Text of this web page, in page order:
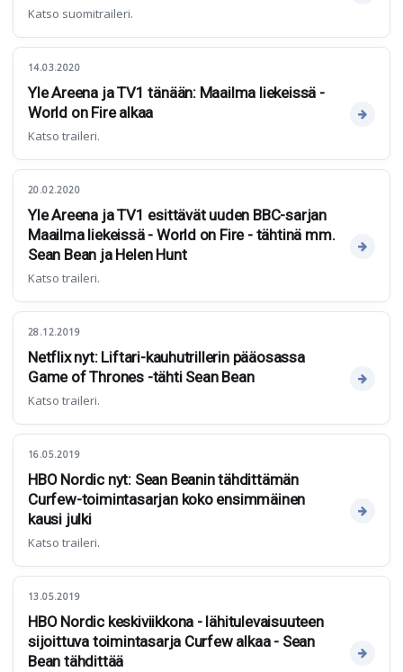
Katso suomitraileri.
14.03.2020
Yle Areena ja TV1 tänään: Maailma liekeissä -
World on Fire alkaa
Katso traileri.
20.02.2020
Yle Areena ja TV1 esittävät uuden BBC-sarjan
Maailma liekeissä - World on Fire - tähtinä mm.
Sean Bean ja Helen Hunt
Katso traileri.
28.12.2019
Netflix nyt: Liftari-kauhutrillerin pääosassa
Game of Thrones -tähti Sean Bean
Katso traileri.
16.05.2019
HBO Nordic nyt: Sean Beanin tähdittämän
Curfew-toimintasarjan koko ensimmäinen
kausi julki
Katso traileri.
13.05.2019
HBO Nordic keskiviikkona - lähitulevaisuuteen
sijoittuva toimintasarja Curfew alkaa - Sean
Bean tähdittää